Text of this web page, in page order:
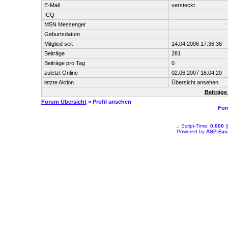
E-Mail
versteckt
ICQ
MSN Messenger
Geburtsdatum
Mitglied seit
14.04.2006 17:36:36
Beiträge
281
Beiträge pro Tag
0
zuletzt Online
02.06.2007 16:04:20
letzte Aktion
Übersicht ansehen
Beiträge
Forum Übersicht» Profil ansehen
.: Script-Time: 0,000||
Powered by ASP-